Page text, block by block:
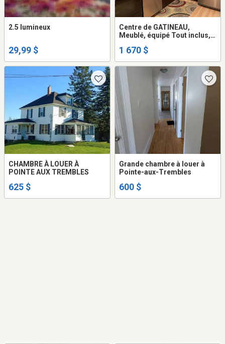
2.5 lumineux
29,99 $
Centre de GATINEAU,
Meublé, équipé Tout inclus,
1 670 $
CHAMBRE À LOUER À
POINTE AUX TREMBLES
625 $
Grande chambre à louer à
Pointe-aux-Trembles
600 $